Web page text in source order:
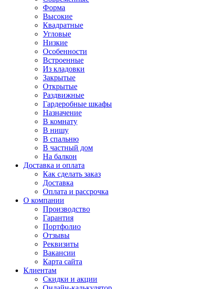
Форма
Высокие
Квадратные
Угловые
Низкие
Особенности
Встроенные
Из кладовки
Закрытые
Открытые
Раздвижные
Гардеробные шкафы
Назначение
В комнату
В нишу
В спальню
В частный дом
На балкон
Доставка и оплата
Как сделать заказ
Доставка
Оплата и рассрочка
О компании
Производство
Гарантия
Портфолио
Отзывы
Реквизиты
Вакансии
Карта сайта
Клиентам
Скидки и акции